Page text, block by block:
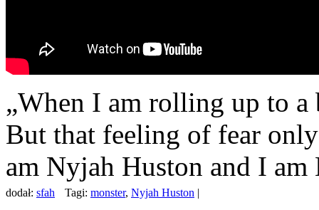
„When I am rolling up to
But that feeling of fear
am Nyjah Huston and I am
dodał: sfah Tagi: monster, Nyjah Huston |